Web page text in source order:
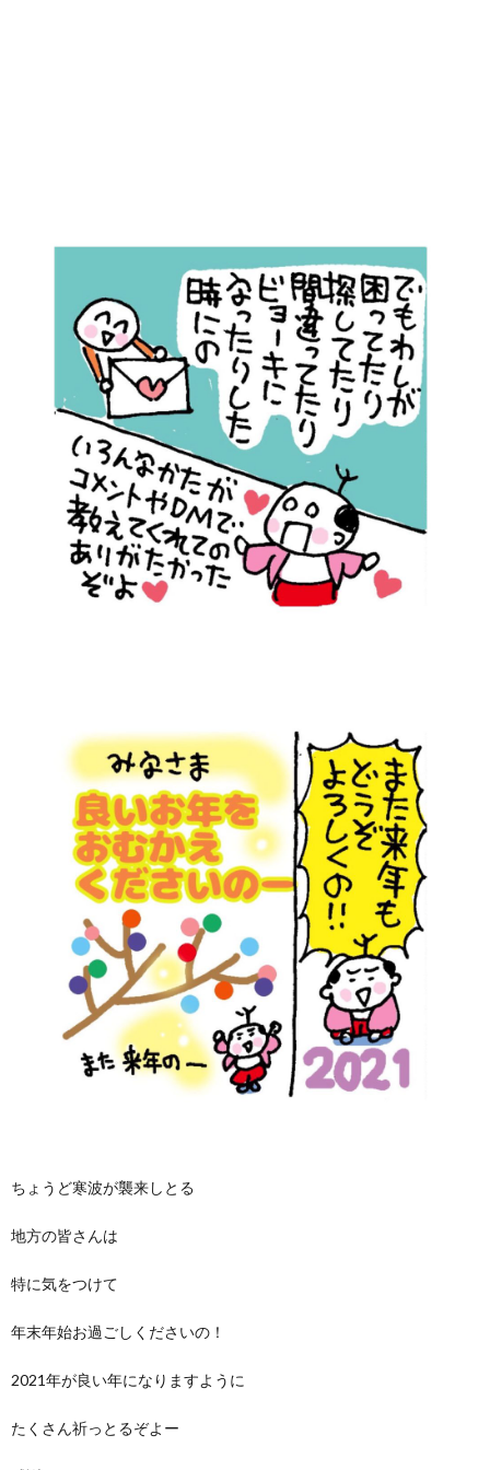
ちょうど寒波が襲来しとる
地方の皆さんは
特に気をつけて
年末年始お過ごしくださいの！
2021年が良い年になりますように
たくさん祈っとるぞよー